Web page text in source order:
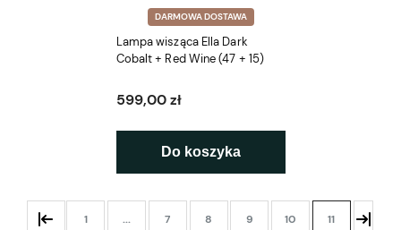
DARMOWA DOSTAWA
Lampa wisząca Ella Dark
Cobalt + Red Wine (47 + 15)
599,00 zł
Do koszyka
1 ... 7 8 9 10 11